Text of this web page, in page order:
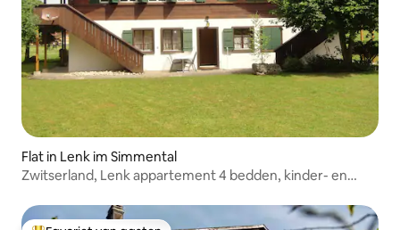
Flat in Lenk im Simmental
Zwitserland, Lenk appartement 4 bedden, kinder- en